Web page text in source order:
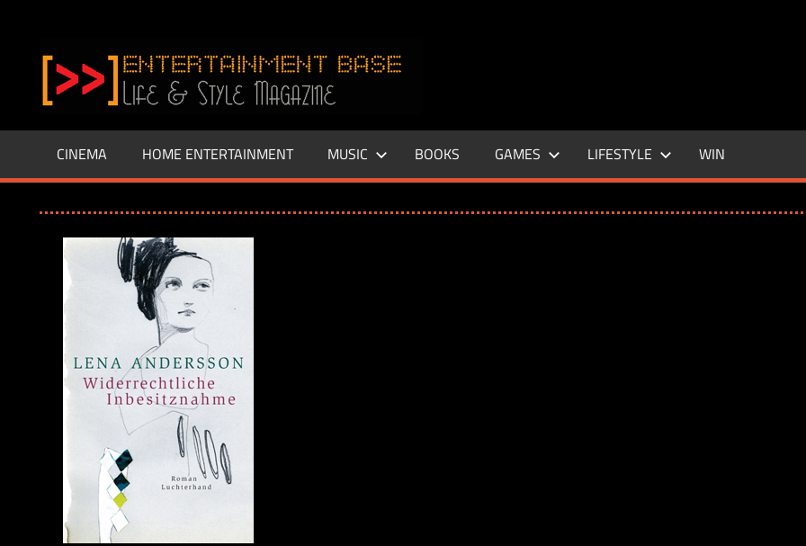
springen
–
LIFE
Base.de
CINEMA HOME ENTERTAINMENT MUSIC BOOKS GAMES LIFESTYLE WIN